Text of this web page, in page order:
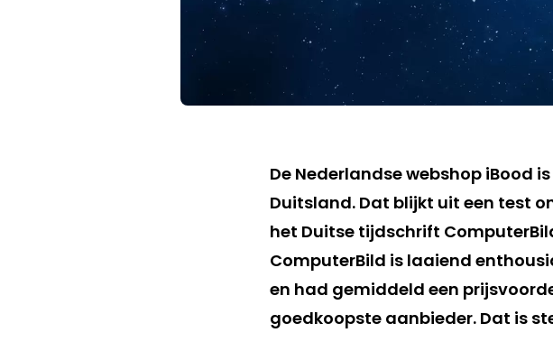
De Nederlandse webshop iBood
Duitsland. Dat blijkt uit een test
het Duitse tijdschrift
ComputerBild is laaiend
en had gemiddeld een
goedkoopste aanbieder. Dat is